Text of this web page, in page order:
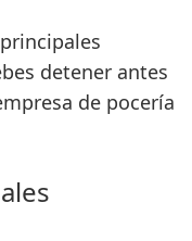
detener antes
de pocería